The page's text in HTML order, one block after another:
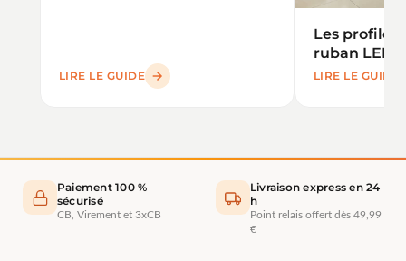
LIRE LE GUIDE
Les
ruban LED
LIRE LE GUIDE
Paiement 100 %
sécurisé
CB, Virement et 3xCB
Livraison express en 24
h
Point relais offert dès 49,99
€